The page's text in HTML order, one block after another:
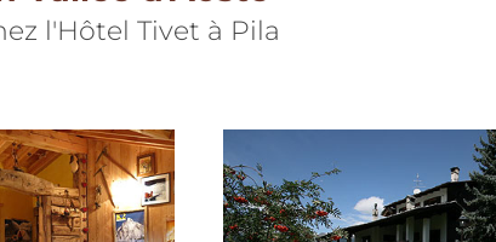
l'Hôtel Tivet à Pila